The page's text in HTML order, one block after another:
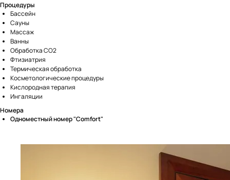
Процедуры
Бассейн
Сауны
Массаж
Ванны
Обработка CO2
Фтизиатрия
Термическая обработка
Косметологические процедуры
Кислородная терапия
Ингаляции
Номера
Одноместный номер "Comfort"